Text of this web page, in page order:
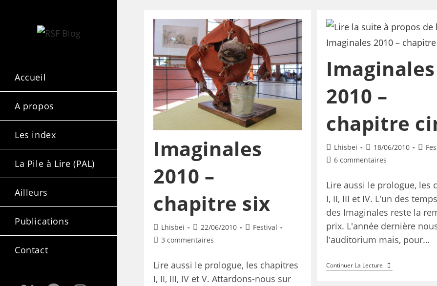
Accueil
A propos
Les index
La Pile à Lire (PAL)
Ailleurs
Publications
Contact
Imaginales
2010 –
chapitre six
Lhisbei 22/06/2010
Festival
3 commentaires
Lire aussi le prologue, les chapitres
I, II, III, IV et V. Attardons-nous sur
Imaginales
2010 –
chapitre
Lhisbei 18/06/2010
6 commentaires
Lire aussi le prologue, les
I, II, III et IV. L'un des
des Imaginales reste la
prix. L'année dernière
l'auditorium mais, pour…
Continuer La Lecture